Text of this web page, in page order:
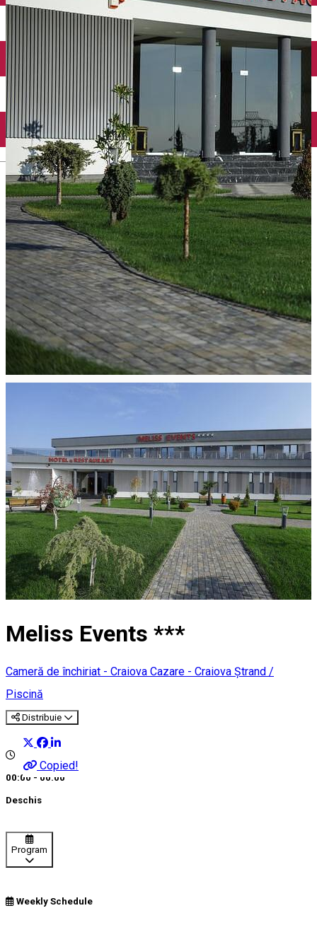
English
Închirieri auto
Închirieri biciclete
Încărcare vehicule electrice
Meliss Events ***
Cameră de închiriat - Craiova Cazare - Craiova Ștrand /
Piscină
Distribuie
Copied!
00:00 - 00:00
Deschis
Program
Weekly Schedule